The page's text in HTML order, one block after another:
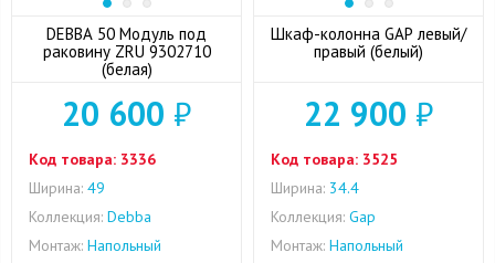
DEBBA 50 Модуль под
раковину ZRU 9302710
(белая)
20 600 ₽
Код товара: 3336
Ширина: 49
Коллекция: Debba
Монтаж: Напольный
Шкаф-колонна GAP левый/
правый (белый)
22 900 ₽
Код товара: 3525
Ширина: 34.4
Коллекция: Gap
Монтаж: Напольный